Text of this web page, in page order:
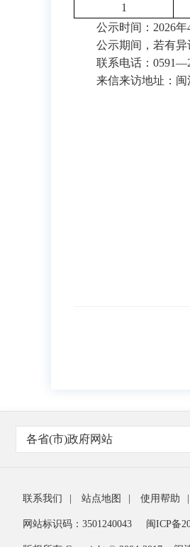
1
公示时间： 2026年
公示期间，若有异
联系电话： 0591—
来信来访地址：闽
各省(市)政府网站
联系我们 站点地图 使用帮助
网站标识码：3501240043 闽ICP备